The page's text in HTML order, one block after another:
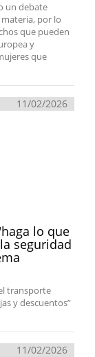
un debate
por lo
que pueden
y
que
11/02/2026
lo que
seguridad
transporte
y descuentos”
11/02/2026